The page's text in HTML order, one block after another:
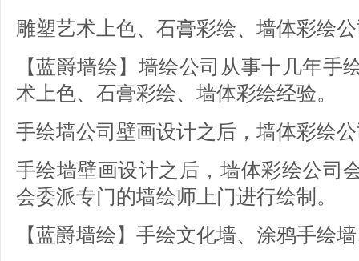
雕塑艺术上色、石膏彩绘、墙体彩绘
【蓝爵墙绘】墙绘公司从事十几年手
术上色、石膏彩绘、墙体彩绘经验。
手绘墙公司壁画设计之后，墙体彩绘
手绘墙壁画设计之后，墙体彩绘公司
会委派专门的墙绘师上门进行绘制。
【蓝爵墙绘】手绘文化墙、涂鸦手绘